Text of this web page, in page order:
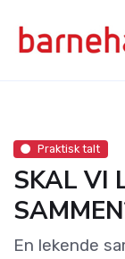
Praktisk talt
SKAL VI
En lekende